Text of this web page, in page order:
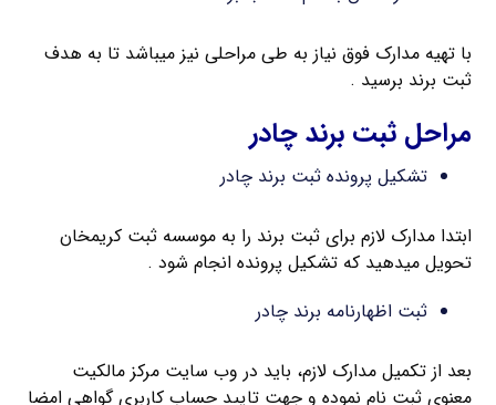
با تهیه مدارک فوق نیاز به طی مراحلی نیز میباشد تا به هدف
ثبت برند برسید .
مراحل ثبت برند چادر
تشکیل پرونده ثبت برند چادر
ابتدا مدارک لازم برای ثبت برند را به موسسه ثبت کریمخان
تحویل میدهید که تشکیل پرونده انجام شود .
ثبت اظهارنامه برند چادر
بعد از تکمیل مدارک لازم، باید در وب سایت مرکز مالکیت
معنوی ثبت نام نموده و جهت تایید حساب کاربری گواهی امضا